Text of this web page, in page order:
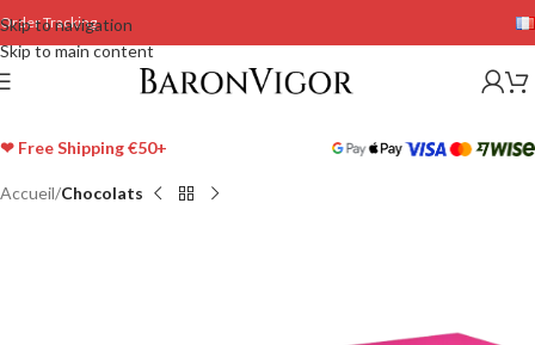
Skip to navigation
Skip to main content
Order Tracking
❤ Free Shipping €50+
Accueil Chocolats